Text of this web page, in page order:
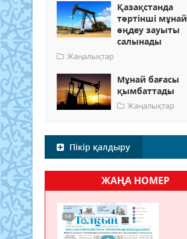
Қазақстанда
төртінші мұнай
өңдеу зауыты
салынады
Жаңалықтар
Мұнай бағасы
қымбаттады
Жаңалықтар
Пікір қалдыру
ЖАҢА НОМЕР